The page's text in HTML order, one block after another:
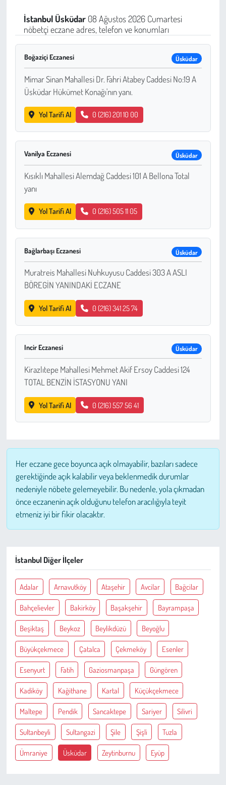
İstanbul Üsküdar08 Ağustos 2026 Cumartesi
nöbetçi eczane adres, telefon ve konumları
Boğaziçi Eczanesi Üsküdar
Mimar Sinan Mahallesi Dr. Fahri Atabey Caddesi No:19 A
Üsküdar Hükümet Konağı'nın yanı.
Yol Tarifi Al 0 (216) 201 10 00
Vanilya Eczanesi Üsküdar
Kısıklı Mahallesi Alemdağ Caddesi 101 A Bellona Total
yanı
Yol Tarifi Al 0 (216) 505 11 05
Bağlarbaşı Eczanesi Üsküdar
Muratreis Mahallesi Nuhkuyusu Caddesi 303 A ASLI
BÖREGİN YANINDAKİ ECZANE
Yol Tarifi Al 0 (216) 341 25 74
Incir Eczanesi Üsküdar
Kirazlıtepe Mahallesi Mehmet Akif Ersoy Caddesi 124
TOTAL BENZİN İSTASYONU YANI
Yol Tarifi Al 0 (216) 557 56 41
Her eczane gece boyunca açık olmayabilir, bazıları sadece
gerektiğinde açık kalabilir veya beklenmedik durumlar
nedeniyle nöbete gelemeyebilir. Bu nedenle, yola çıkmadan
önce eczanenin açık olduğunu telefon aracılığıyla teyit
etmeniz iyi bir fikir olacaktır.
İstanbul Diğer İlçeler
Adalar Arnavutköy Ataşehir Avcilar Bağcilar
Bahçelievler Bakirköy Başakşehir Bayrampaşa
Beşiktaş Beykoz Beylikdüzü Beyoğlu
Büyükçekmece Çatalca Çekmeköy Esenler
Esenyurt Fatih Gaziosmanpaşa Güngören
Kadiköy Kağithane Kartal Küçükçekmece
Maltepe Pendik Sancaktepe Sariyer Silivri
Sultanbeyli Sultangazi Şile Şişli Tuzla
Ümraniye Üsküdar Zeytinburnu Eyüp
Sağlık
Kadın
Emek
Spor
Çocuk
Bilim - Teknoloji
Çevre
Galeri
Günün İçinden
Vefat İlanları
Tarih
Hukuk
Tarım
Eğlence